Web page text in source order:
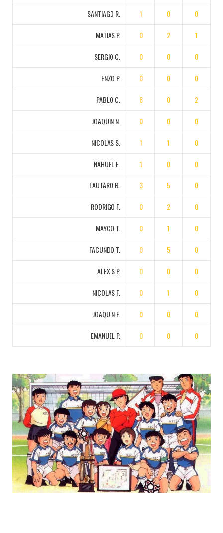
SANTIAGO R. 1 0 0
MATIAS P. 0 2 1
SERGIO C. 0 0 0
ENZO P. 0 0 0
PABLO C. 8 0 2
JOAQUIN N. 0 0 0
NICOLAS S. 1 1 0
NAHUEL E. 1 0 0
LAUTARO B. 3 5 0
RODRIGO F. 0 2 0
MAYCO T. 0 1 0
FACUNDO T. 0 5 0
ALEXIS P. 0 0 0
NICOLAS F. 0 1 0
JOAQUIN F. 0 0 0
EMANUEL P. 0 0 0